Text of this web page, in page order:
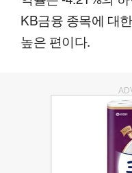
KB금융 종목에 대
높은 편이다.